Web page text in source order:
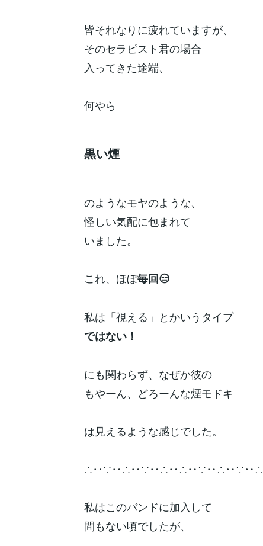
皆それなりに疲れていますが、
そのセラピスト君の場合
入ってきた途端、
何やら
黒い煙
のようなモヤのような、
怪しい気配に包まれて
いました。
これ、ほぼ毎回😑
私は「視える」とかいうタイプ
ではない！
にも関わらず、なぜか彼の
もやーん、どろーんな煙モドキ
は見えるような感じでした。
∴‥∵‥∴‥∵‥∴‥∴‥∵‥∴‥∵‥∴
私はこのバンドに加入して
間もない頃でしたが、